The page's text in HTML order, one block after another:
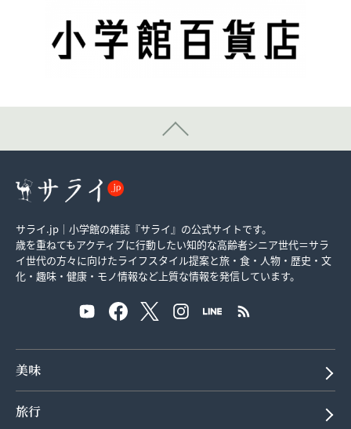
サライ.jp｜小学館の雑誌『サライ』の公式サイトです。
歳を重ねてもアクティブに行動したい知的な高齢者シニア世代＝サラ
イ世代の方々に向けたライフスタイル提案と旅・食・人物・歴史・文
化・趣味・健康・モノ情報など上質な情報を発信しています。
美味
旅行